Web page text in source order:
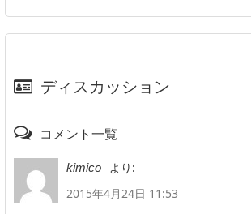
ディスカッション
コメント一覧
kimico
より:
2015年4月24日 11:53